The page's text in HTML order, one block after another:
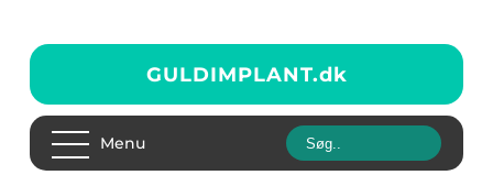
GULDIMPLANT.dk
Menu